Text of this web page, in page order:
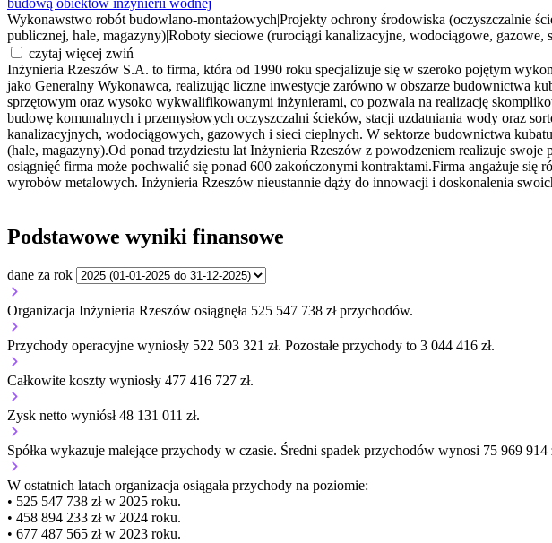
budową obiektów inżynierii wodnej
Wykonawstwo robót budowlano-montażowychProjekty ochrony środowiska (oczyszczalnie
publicznej, hale, magazyny)Roboty sieciowe (rurociągi kanalizacyjne, wodociągowe, gazowe,
czytaj więcej zwiń
Inżynieria Rzeszów S.A. to firma, która od 1990 roku specjalizuje się w szeroko pojętym
jako Generalny Wykonawca, realizując liczne inwestycje zarówno w obszarze budownictwa
sprzętowym oraz wysoko wykwalifikowanymi inżynierami, co pozwala na realizację
budowę komunalnych i przemysłowych oczyszczalni ścieków, stacji uzdatniania wody oraz
kanalizacyjnych, wodociągowych, gazowych i sieci cieplnych. W sektorze budownictwa
(hale, magazyny).Od ponad trzydziestu lat Inżynieria Rzeszów z powodzeniem realizuje
osiągnięć firma może pochwalić się ponad 600 zakończonymi kontraktami.Firma angażuje się
wyrobów metalowych. Inżynieria Rzeszów nieustannie dąży do innowacji i doskonalenia
Podstawowe wyniki finansowe
dane za rok
Organizacja Inżynieria Rzeszów osiągnęła 525 547 738 zł przychodów.
Przychody operacyjne wyniosły 522 503 321 zł. Pozostałe przychody to 3 044 416 zł.
Całkowite koszty wyniosły 477 416 727 zł.
Zysk netto wyniósł 48 131 011 zł.
Spółka wykazuje malejące przychody w czasie. Średni spadek przychodów wynosi 75 969 914
W ostatnich latach organizacja osiągała przychody na poziomie:
• 525 547 738 zł w 2025 roku.
• 458 894 233 zł w 2024 roku.
• 677 487 565 zł w 2023 roku.